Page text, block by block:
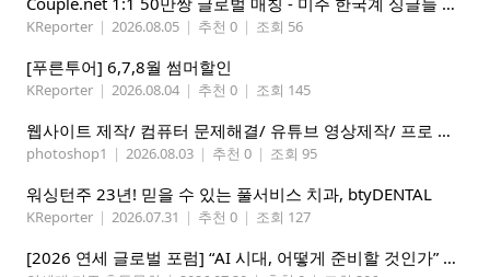
KReporter | 2026.08.05 | 추천 0 | 조회 56
[푸른투어] 6,7,8월 썸머할인
KReporter | 2026.08.04 | 추천 0 | 조회 145
웹사이트 제작/ 컴퓨터 문제해결/ 유튜브 영상제작/ 프로 사진촬영
photoshop1 | 2026.08.03 | 추천 0 | 조회 95
워싱턴주 23년! 믿을 수 있는 풀서비스 치과, btyDENTAL
KReporter | 2026.07.31 | 추천 0 | 조회 127
[2026 연세 글로벌 포럼] “AI 시대, 어떻게 준비할 것인가” 8월 7-10일 벨뷰 개최